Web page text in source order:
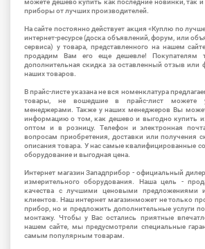
можете дешево купить как последние новинки, так
приборы от лучших производителей.
На сайте постоянно действует акция «Куплю по
интернет-ресурсе (доска объявлений, форум, или
сервиса) у товара, представленного на нашем
продадим Вам его еще дешевле! Покупателям
дополнительная скидка за оставленный отзыв или
наших товаров.
В прайс-листе указана не вся номенклатура
товары, не вошедшие в прайс-лист можете
менеджерами. Также у наших менеджеров Вы
информацию о том, как дешево и выгодно купить
оптом и в розницу. Телефон и электронная
вопросам приобретения, доставки или получения
описания товара. У нас самые квалифицированные
оборудование и выгодная цена.
Интернет магазин Западприбор - официальный
измерительного оборудования. Наша цель -
качества с лучшими ценовыми предложениями
клиентов. Наш интернет магазинможет не только
прибор, но и предложить дополнительные услуги
монтажу. Чтобы у Вас остались приятные
нашем сайте, мы предусмотрели специальные
самым популярным товарам.